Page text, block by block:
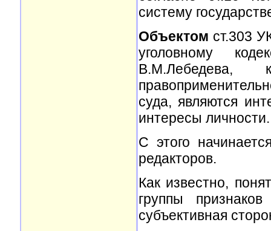
систему
Объектом ст.303
уголовному
В.М.Лебедева,
суда, являются
интересы личности.
С этого
редакторов.
Как известно,
группы
субъективная